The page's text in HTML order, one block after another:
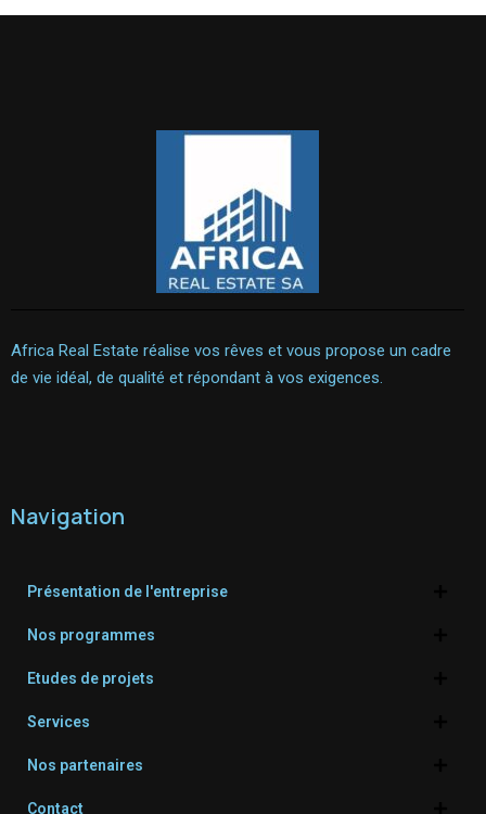
Africa Real Estate réalise vos rêves et vous propose un cadre
de vie idéal, de qualité et répondant à vos exigences.
Navigation
Présentation de l'entreprise
Nos programmes
Etudes de projets
Services
Nos partenaires
Contact